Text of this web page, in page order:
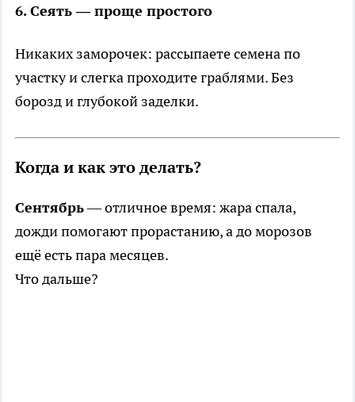
6. Сеять — проще простого
Никаких заморочек: рассыпаете семена по
участку и слегка проходите граблями. Без
борозд и глубокой заделки.
Когда и как это делать?
Сентябрь— отличное время: жара спала,
дожди помогают прорастанию, а до морозов
ещё есть пара месяцев.
Что дальше?